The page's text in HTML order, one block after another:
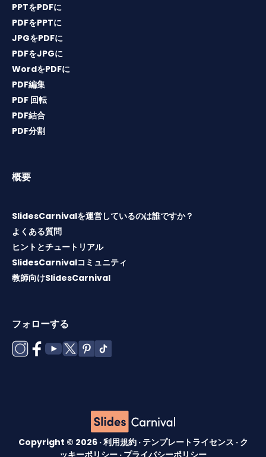
PPTをPDFに
PDFをPPTに
JPGをPDFに
PDFをJPGに
WordをPDFに
PDF編集
PDF 回転
PDF結合
PDF分割
概要
SlidesCarnivalを運営しているのは誰ですか？
よくある質問
ヒントとチュートリアル
SlidesCarnivalコミュニティ
教師向けSlidesCarnival
フォローする
Copyright © 2026 ·利用規約 · テンプレートライセンス · ク
ッキーポリシー · プライバシーポリシー